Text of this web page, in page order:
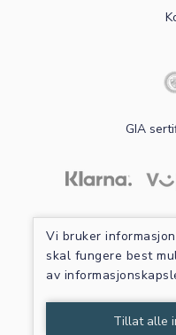
Vi bruker
skal fungere best
av
Tillat alle
GIA
Les mer